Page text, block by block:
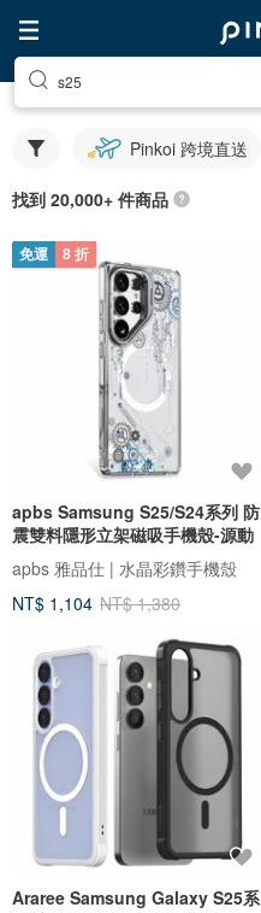
s25
Pinkoi 跨境直送
找到 20,000+ 件商品
免運 8 折
apbs Samsung S25/S24系列 防
震雙料隱形立架磁吸手機殼-源動
apbs 雅品仕 | 水晶彩鑽手機殼
NT$ 1,104 NT$ 1,380
Araree Samsung Galaxy S25系